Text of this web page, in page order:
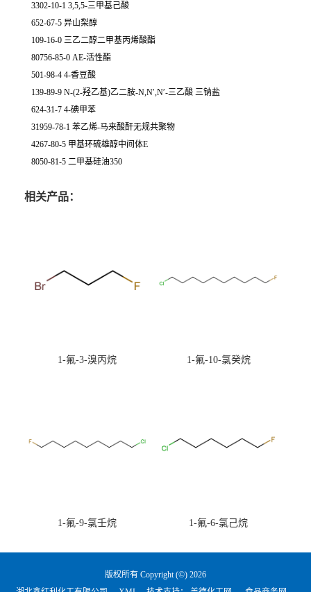
3302-10-1 3,5,5-三甲基己酸
652-67-5 异山梨醇
109-16-0 三乙二醇二甲基丙烯酸酯
80756-85-0 AE-活性酯
501-98-4 4-香豆酸
139-89-9 N-(2-羟乙基)乙二胺-N,N′,N′-三乙酸 三钠盐
624-31-7 4-碘甲苯
31959-78-1 苯乙烯-马来酸酐无规共聚物
4267-80-5 甲基环硫雄醇中间体E
8050-81-5 二甲基硅油350
相关产品：
1-氟-3-溴丙烷 1-氟-10-氯癸烷
1-氟-9-氯壬烷 1-氟-6-氯己烷
版权所有 Copyright (©) 2026